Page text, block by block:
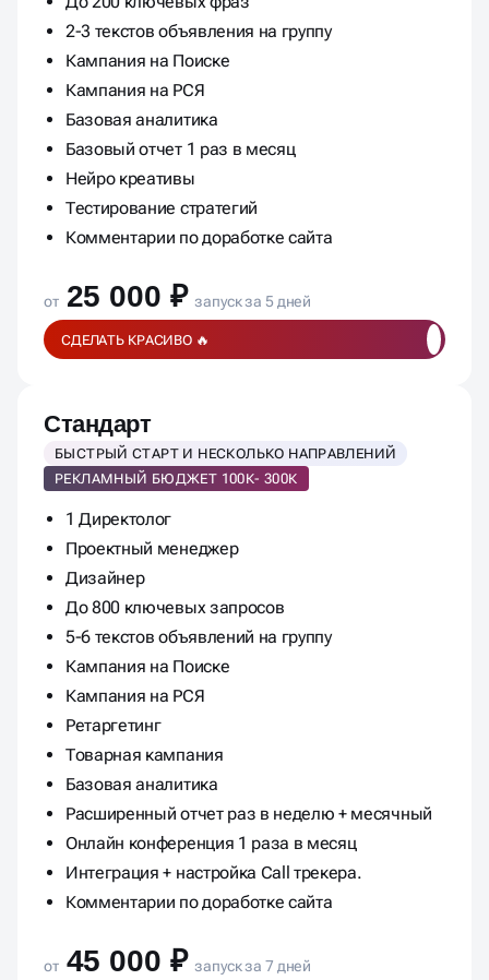
2-3 текстов объявления на группу
Кампания на Поиске
Кампания на РСЯ
Базовая аналитика
Базовый отчет 1 раз в месяц
Нейро креативы
Тестирование стратегий
Комментарии по доработке сайта
от 25 000 ₽ запуск за 5 дней
СДЕЛАТЬ КРАСИВО 🔥
Стандарт
БЫСТРЫЙ СТАРТ И НЕСКОЛЬКО НАПРАВЛЕНИЙ
РЕКЛАМНЫЙ БЮДЖЕТ 100К- 300К
1 Директолог
Проектный менеджер
Дизайнер
До 800 ключевых запросов
5-6 текстов объявлений на группу
Кампания на Поиске
Кампания на РСЯ
Ретаргетинг
Товарная кампания
Базовая аналитика
Расширенный отчет раз в неделю + месячный
Онлайн конференция 1 раза в месяц
Интеграция + настройка Call трекера.
Комментарии по доработке сайта
от 45 000 ₽ запуск за 7 дней